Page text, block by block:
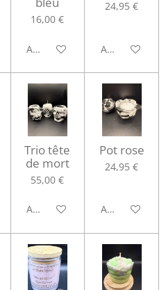
panier
16,00 €
Ajouter au panier
24,95 €
Ajouter au
panier
Trio tête
de mort
55,00 €
Ajouter au panier
Pot rose
24,95 €
Ajouter au